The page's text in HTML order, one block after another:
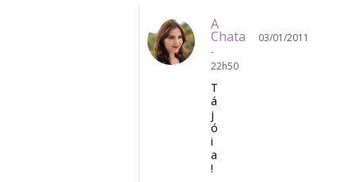
A
Chata
03/01/2011
-
22h50
T
á
j
ó
i
a
!